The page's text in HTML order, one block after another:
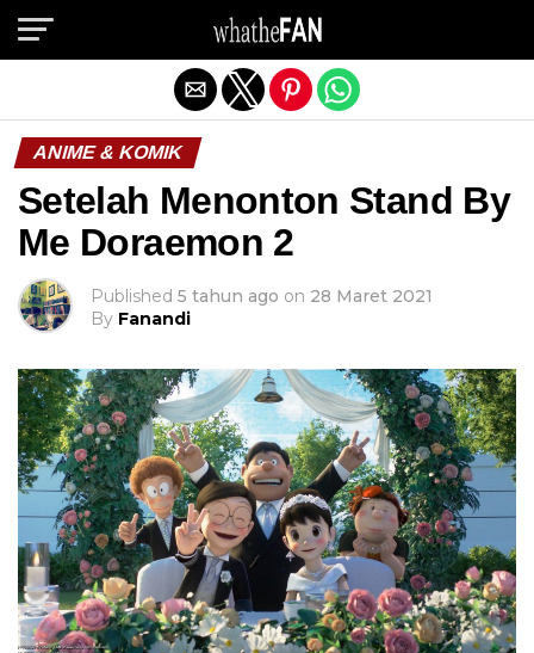
ANIME & KOMIK
Setelah Menonton Stand By
Me Doraemon 2
Published 5 tahun ago on 28 Maret 2021
By Fanandi
Exit mobile version